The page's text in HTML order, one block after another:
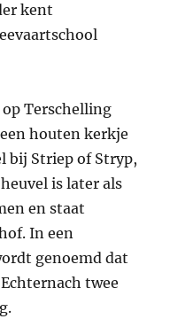
kent
Terschelling
houten kerkje
bij Striep of Stryp,
is later als
en staat
In een
genoemd dat
twee